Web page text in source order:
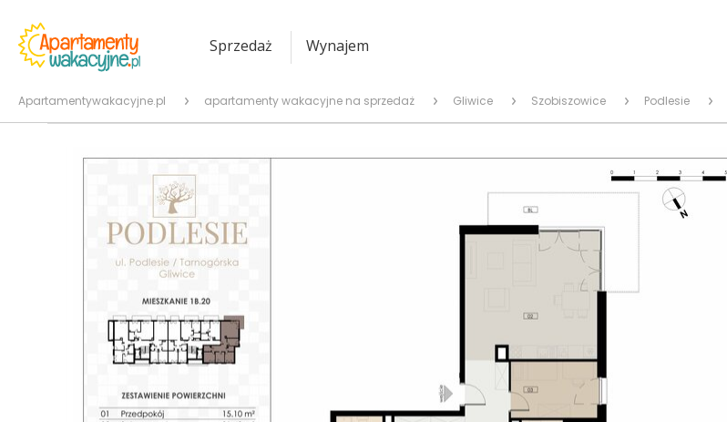
Sprzedaż Wynajem
Apartamentywakacyjne.pl apartamenty wakacyjne na sprzedaż Gliwice Szobiszowice Podlesie